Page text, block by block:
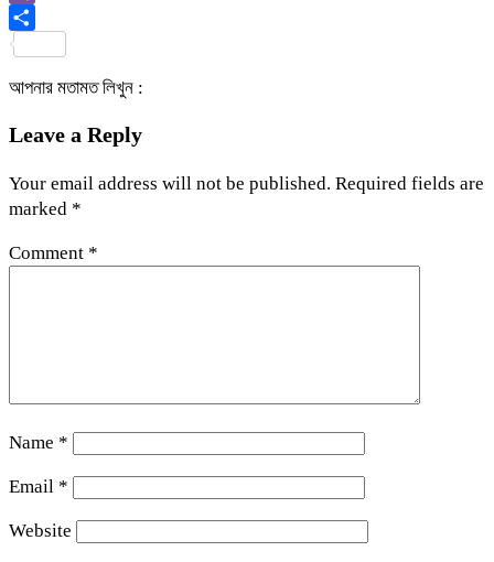
Viber
আপনার মতামত লিখুন :
Leave a Reply
Your email address will not be published. Required fields are
marked *
Comment *
Name *
Email *
Website